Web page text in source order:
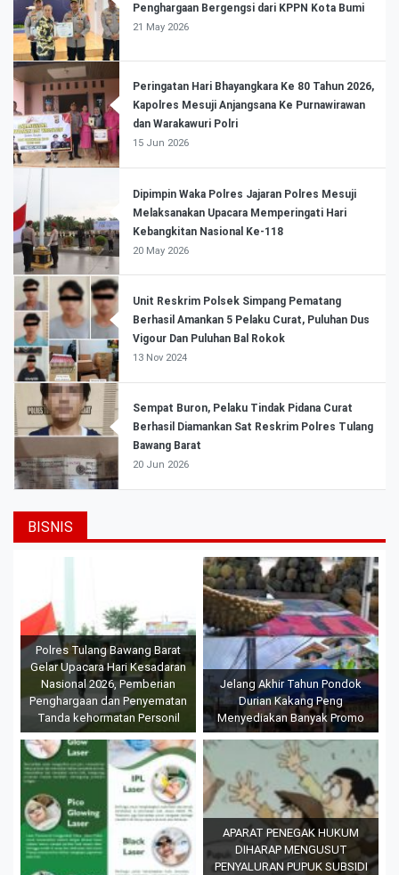
Penghargaan Bergengsi dari KPPN Kota Bumi
21 May 2026
Peringatan Hari Bhayangkara Ke 80 Tahun 2026,
Kapolres Mesuji Anjangsana Ke Purnawirawan
dan Warakawuri Polri
15 Jun 2026
Dipimpin Waka Polres Jajaran Polres Mesuji
Melaksanakan Upacara Memperingati Hari
Kebangkitan Nasional Ke-118
20 May 2026
Unit Reskrim Polsek Simpang Pematang
Berhasil Amankan 5 Pelaku Curat, Puluhan Dus
Vigour Dan Puluhan Bal Rokok
13 Nov 2024
Sempat Buron, Pelaku Tindak Pidana Curat
Berhasil Diamankan Sat Reskrim Polres Tulang
Bawang Barat
20 Jun 2026
BISNIS
Polres Tulang Bawang Barat
Gelar Upacara Hari Kesadaran
Nasional 2026, Pemberian
Penghargaan dan Penyematan
Tanda kehormatan Personil
Jelang Akhir Tahun Pondok
Durian Kakang Peng
Menyediakan Banyak Promo
APARAT PENEGAK HUKUM
DIHARAP MENGUSUT
PENYALURAN PUPUK SUBSIDI